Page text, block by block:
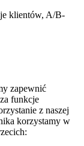
klientów, A/B-
zapewnić
funkcje
z naszej
korzystamy w